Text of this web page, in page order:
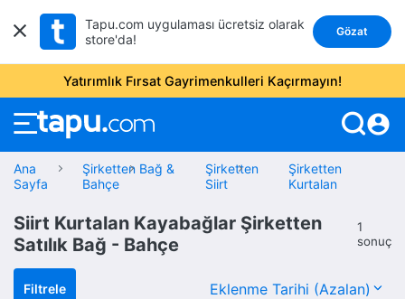
Tapu.com uygulaması ücretsiz olarak
store'da!
Gözat
Yatırımlık Fırsat Gayrimenkulleri Kaçırmayın!
account_circle
Ana
Sayfa
Şirketten Bağ &
Bahçe
Şirketten
Siirt
Şirketten
Kurtalan
Siirt Kurtalan Kayabağlar Şirketten
Satılık Bağ - Bahçe
1
sonuç
Filtrele